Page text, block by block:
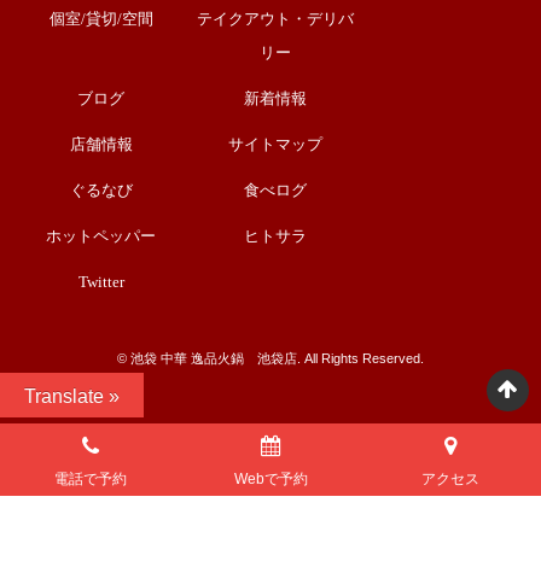
個室/貸切/空間
テイクアウト・デリバ
リー
ブログ 新着情報
店舗情報 サイトマップ
ぐるなび 食べログ
ホットペッパー ヒトサラ
Twitter
©︎ 池袋 中華 逸品火鍋 池袋店. All Rights Reserved.
Translate »
電話で予約 Webで予約 アクセス